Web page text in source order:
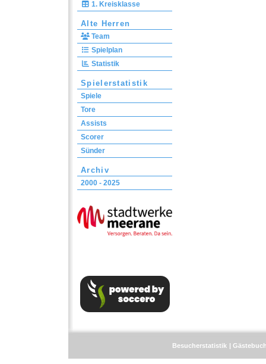
1. Kreisklasse
Alte Herren
Team
Spielplan
Statistik
Spielerstatistik
Spiele
Tore
Assists
Scorer
Sünder
Archiv
2000 - 2025
Besucherstatistik